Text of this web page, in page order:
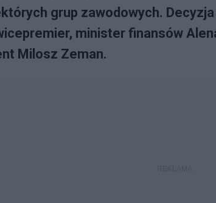
grup zawodowych.
minister finansów
Milosz Zeman.